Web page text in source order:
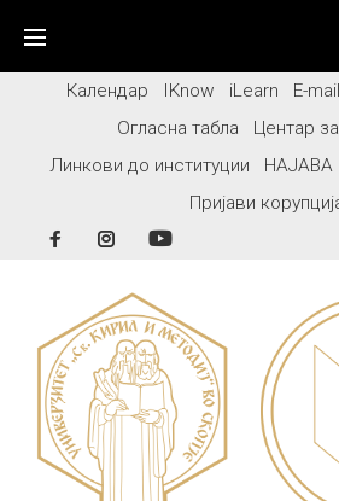
contentКалендар IKnow iLearn E-mail
Огласна табла
Центар
Линкови до институции
НАЈАВА
Пријави
FacebookInstagram